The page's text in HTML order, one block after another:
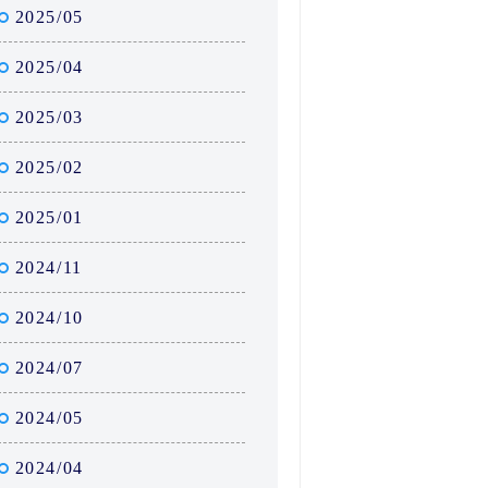
2025/05
2025/04
2025/03
2025/02
2025/01
2024/11
2024/10
2024/07
2024/05
2024/04